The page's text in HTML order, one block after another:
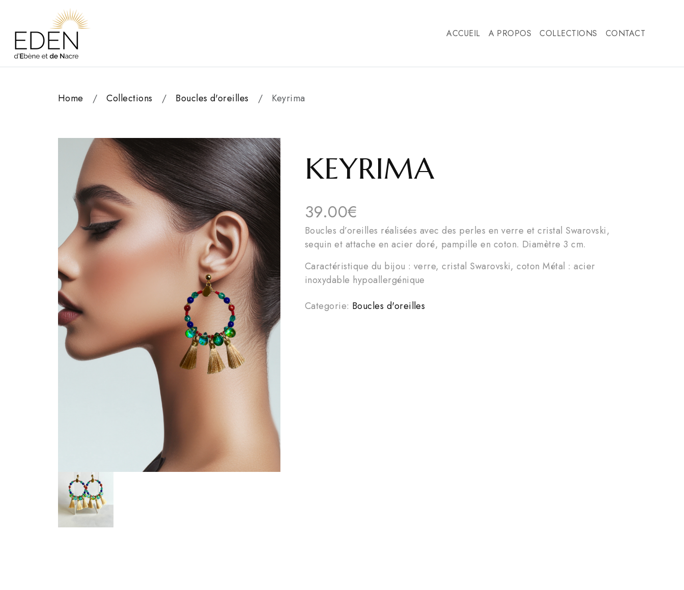
ACCUEIL A PROPOS COLLECTIONS CONTACT
Home Collections Boucles d'oreilles Keyrima
KEYRIMA
39.00€
Boucles d’oreilles réalisées avec des perles en verre et cristal Swarovski,
sequin et attache en acier doré, pampille en coton. Diamètre 3 cm.
Caractéristique du bijou : verre, cristal Swarovski, coton Métal : acier
inoxydable hypoallergénique
Categorie: Boucles d'oreilles